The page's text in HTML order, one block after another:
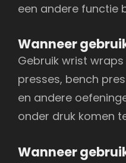
een andere functie
Wanneer
Gebruik wrist
presses, bench
en andere
onder druk komen
Wanneer